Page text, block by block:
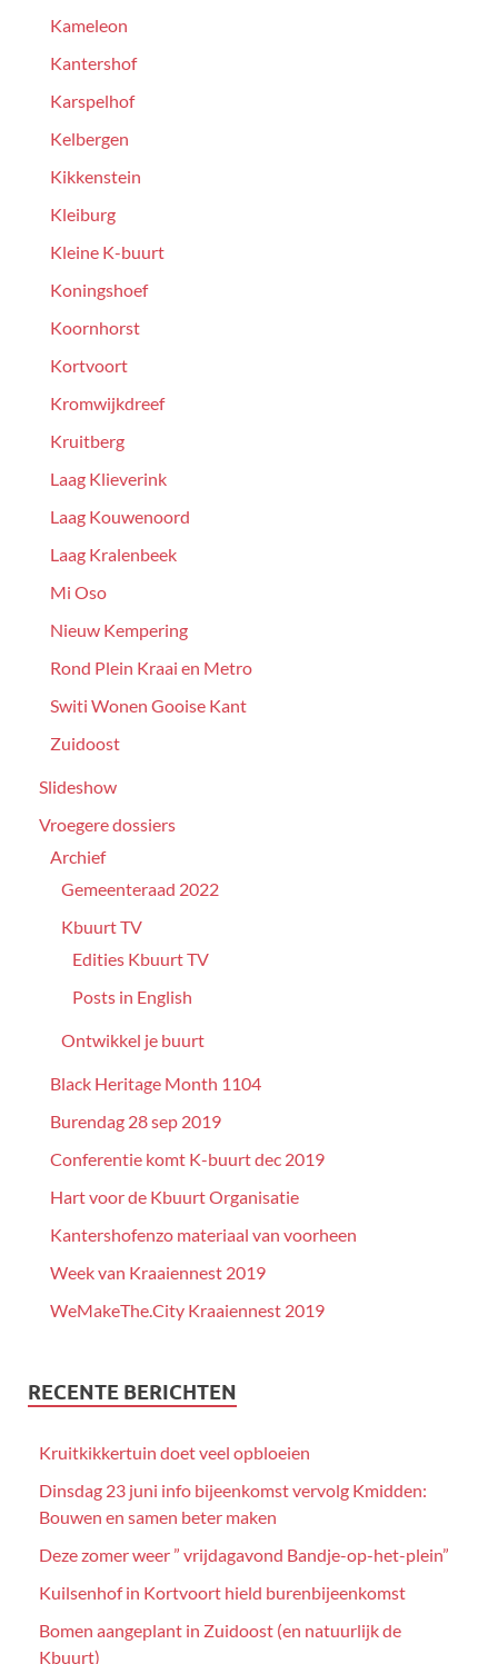
Kameleon
Kantershof
Karspelhof
Kelbergen
Kikkenstein
Kleiburg
Kleine K-buurt
Koningshoef
Koornhorst
Kortvoort
Kromwijkdreef
Kruitberg
Laag Klieverink
Laag Kouwenoord
Laag Kralenbeek
Mi Oso
Nieuw Kempering
Rond Plein Kraai en Metro
Switi Wonen Gooise Kant
Zuidoost
Slideshow
Vroegere dossiers
Archief
Gemeenteraad 2022
Kbuurt TV
Edities Kbuurt TV
Posts in English
Ontwikkel je buurt
Black Heritage Month 1104
Burendag 28 sep 2019
Conferentie komt K-buurt dec 2019
Hart voor de Kbuurt Organisatie
Kantershofenzo materiaal van voorheen
Week van Kraaiennest 2019
WeMakeThe.City Kraaiennest 2019
RECENTE BERICHTEN
Kruitkikkertuin doet veel opbloeien
Dinsdag 23 juni info bijeenkomst vervolg Kmidden:
Bouwen en samen beter maken
Deze zomer weer ” vrijdagavond Bandje-op-het-plein”
Kuilsenhof in Kortvoort hield burenbijeenkomst
Bomen aangeplant in Zuidoost (en natuurlijk de
Kbuurt)